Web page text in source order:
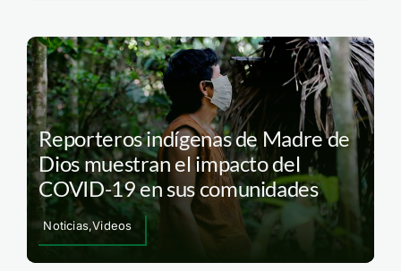
Reporteros indígenas de Madre de
Dios muestran el impacto del
COVID-19 en sus comunidades
Noticias,Videos